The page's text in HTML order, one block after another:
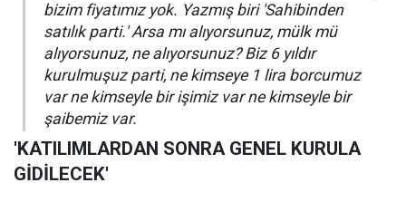
bizim fiyatımız yok. Yazmış biri 'Sahibinden
satılık parti.' Arsa mı alıyorsunuz, mülk mü
alıyorsunuz, ne alıyorsunuz? Biz 6 yıldır
kurulmuşuz parti, ne kimseye 1 lira borcumuz
var ne kimseyle bir işimiz var ne kimseyle bir
şaibemiz var.
'KATILIMLARDAN SONRA GENEL KURULA
GİDİLECEK'